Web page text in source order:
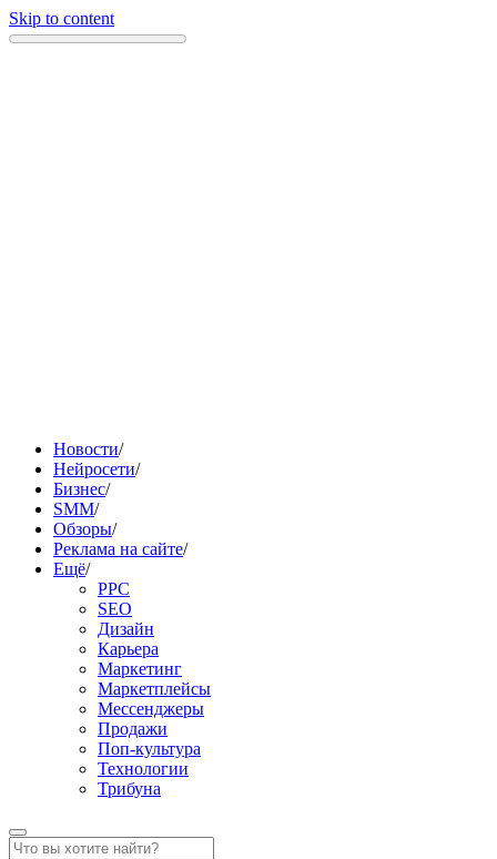
Skip to content
Новости/
Нейросети/
Бизнес/
SMM/
Обзоры/
Реклама на сайте/
Ещё/
PPC
SEO
Дизайн
Карьера
Маркетинг
Маркетплейсы
Мессенджеры
Продажи
Поп-культура
Технологии
Трибуна